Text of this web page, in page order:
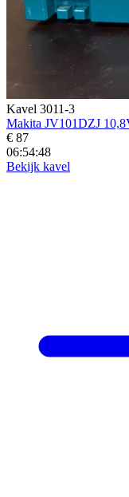
Kavel 3011-3
Makita JV101DZJ
€ 87
06:54:46
Bekijk kavel